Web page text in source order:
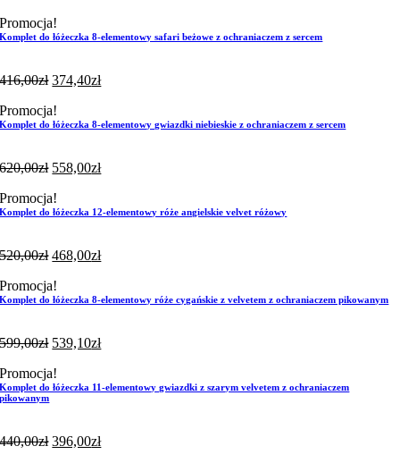
Promocja!
Komplet do łóżeczka 8-elementowy safari beżowe z ochraniaczem z sercem
416,00zł 374,40zł
Promocja!
Komplet do łóżeczka 8-elementowy gwiazdki niebieskie z ochraniaczem z sercem
620,00zł 558,00zł
Promocja!
Komplet do łóżeczka 12-elementowy róże angielskie velvet różowy
520,00zł 468,00zł
Promocja!
Komplet do łóżeczka 8-elementowy róże cygańskie z velvetem z ochraniaczem pikowanym
599,00zł 539,10zł
Promocja!
Komplet do łóżeczka 11-elementowy gwiazdki z szarym velvetem z ochraniaczem
pikowanym
440,00zł 396,00zł